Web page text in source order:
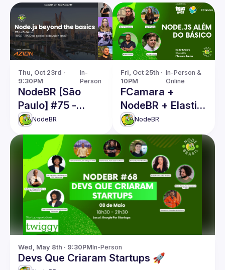
Thu, Oct 23rd ·
9:30PM
In-
Person
NodeBR [São
Paulo] #75 -
Node.js Beyond
the Basics
NodeBR
Fri, Oct 25th ·
10PM
In-Person &
Online
FCamara +
NodeBR + Elastic
- Node.js além do
básico
NodeBR
Wed, May 8th · 9:30PMIn-Person
Devs Que Criaram Startups 🚀